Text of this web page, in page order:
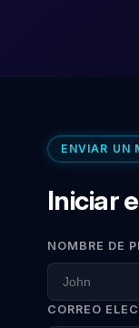
ENVIAR UN
Iniciar
NOMBRE DE
CORREO